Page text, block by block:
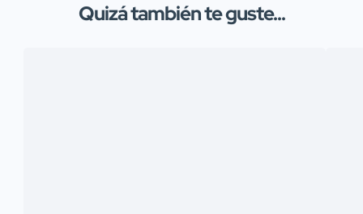
Quizá también te guste...